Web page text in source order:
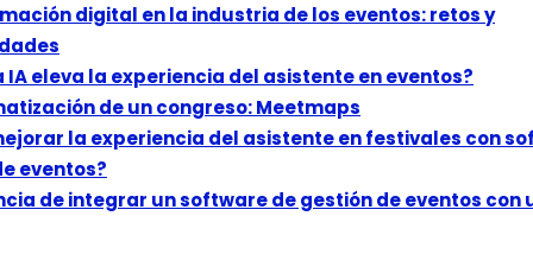
digital en la industria de los eventos: retos y
IA eleva la experiencia del asistente en eventos?
de un congreso: Meetmaps
la experiencia del asistente en festivales con
eventos?
de integrar un software de gestión de eventos con